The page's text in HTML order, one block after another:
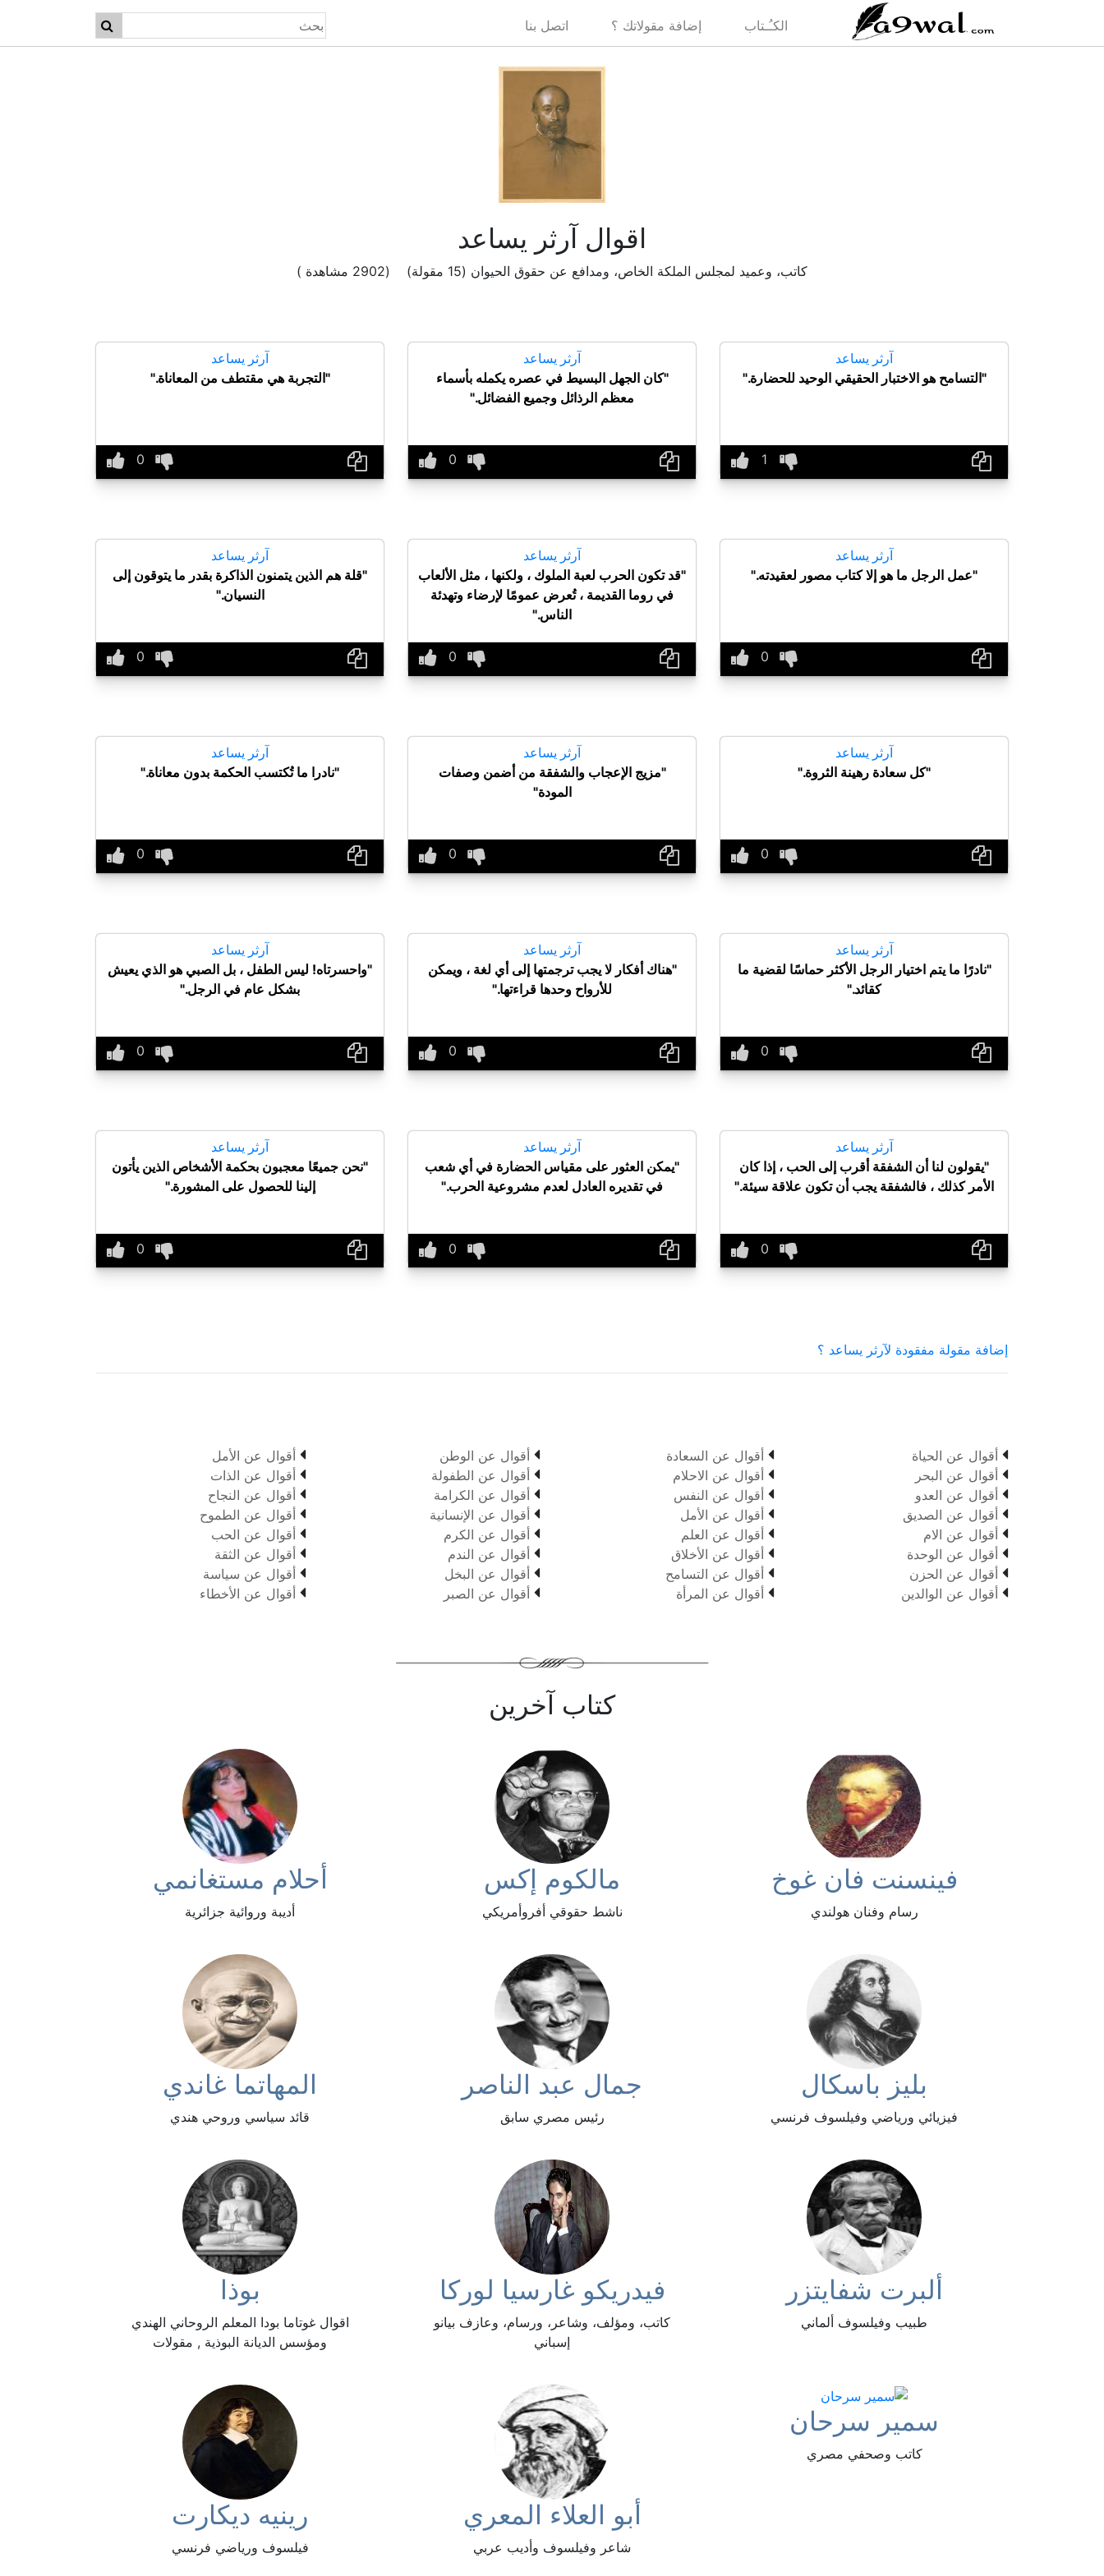
الكـُـتاب إضافة مقولاتك ؟ اتصل بنا
اقوال آرثر يساعد
كاتب، وعميد لمجلس الملكة الخاص، ومدافع عن حقوق الحيوان (15 مقولة) (2902 مشاهدة )
آرثر يساعد
"التسامح هو الاختبار الحقيقي الوحيد للحضارة."
آرثر يساعد
"كان الجهل البسيط في عصره يكمله بأسماء
معظم الرذائل وجميع الفضائل."
آرثر يساعد
"التجربة هي مقتطف من المعاناة."
آرثر يساعد
"عمل الرجل ما هو إلا كتاب مصور لعقيدته."
آرثر يساعد
"قد تكون الحرب لعبة الملوك ، ولكنها ، مثل الألعاب
في روما القديمة ، تُعرض عمومًا لإرضاء وتهدئة
الناس."
آرثر يساعد
"قلة هم الذين يتمنون الذاكرة بقدر ما يتوقون إلى
النسيان."
آرثر يساعد
"كل سعادة رهينة الثروة."
آرثر يساعد
"مزيج الإعجاب والشفقة من أضمن وصفات
المودة"
آرثر يساعد
"نادرا ما تُكتسب الحكمة بدون معاناة."
آرثر يساعد
"نادرًا ما يتم اختيار الرجل الأكثر حماسًا لقضية ما
كقائد."
آرثر يساعد
"هناك أفكار لا يجب ترجمتها إلى أي لغة ، ويمكن
للأرواح وحدها قراءتها."
آرثر يساعد
"واحسرتاه! ليس الطفل ، بل الصبي هو الذي يعيش
بشكل عام في الرجل."
آرثر يساعد
"يقولون لنا أن الشفقة أقرب إلى الحب ، إذا كان
الأمر كذلك ، فالشفقة يجب أن تكون علاقة سيئة."
آرثر يساعد
"يمكن العثور على مقياس الحضارة في أي شعب
في تقديره العادل لعدم مشروعية الحرب."
آرثر يساعد
"نحن جميعًا معجبون بحكمة الأشخاص الذين يأتون
إلينا للحصول على المشورة."
إضافة مقولة مفقودة لآرثر يساعد ؟
 أقوال عن الحياة
 أقوال عن البحر
 أقوال عن العدو
 أقوال عن الصديق
 أقوال عن الام
 أقوال عن الوحدة
 أقوال عن الحزن
 أقوال عن الوالدين
 أقوال عن السعادة
 أقوال عن الاحلام
 أقوال عن النفس
 أقوال عن الأمل
 أقوال عن العلم
 أقوال عن الأخلاق
 أقوال عن التسامح
 أقوال عن المرأة
 أقوال عن الوطن
 أقوال عن الطفولة
 أقوال عن الكرامة
 أقوال عن الإنسانية
 أقوال عن الكرم
 أقوال عن الندم
 أقوال عن البخل
 أقوال عن الصبر
 أقوال عن الأمل
 أقوال عن الذات
 أقوال عن النجاح
 أقوال عن الطموح
 أقوال عن الحب
 أقوال عن الثقة
 أقوال عن سياسة
 أقوال عن الأخطاء
كتاب آخرين
فينسنت فان غوخ
رسام وفنان هولندي
مالكوم إكس
ناشط حقوقي أفروأمريكي
أحلام مستغانمي
أديبة وروائية جزائرية
بليز باسكال
فيزيائي ورياضي وفيلسوف فرنسي
جمال عبد الناصر
رئيس مصري سابق
المهاتما غاندي
قائد سياسي وروحي هندي
ألبرت شفايتزر
طبيب وفيلسوف ألماني
فيدريكو غارسيا لوركا
كاتب، ومؤلف، وشاعر، ورسام، وعازف بيانو
إسباني
بوذا
اقوال غوتاما بودا المعلم الروحاني الهندي
ومؤسس الديانة البوذية , مقولات
سمير سرحان
كاتب وصحفي مصري
أبو العلاء المعري
شاعر وفيلسوف وأديب عربي
رينيه ديكارت
فيلسوف ورياضي فرنسي